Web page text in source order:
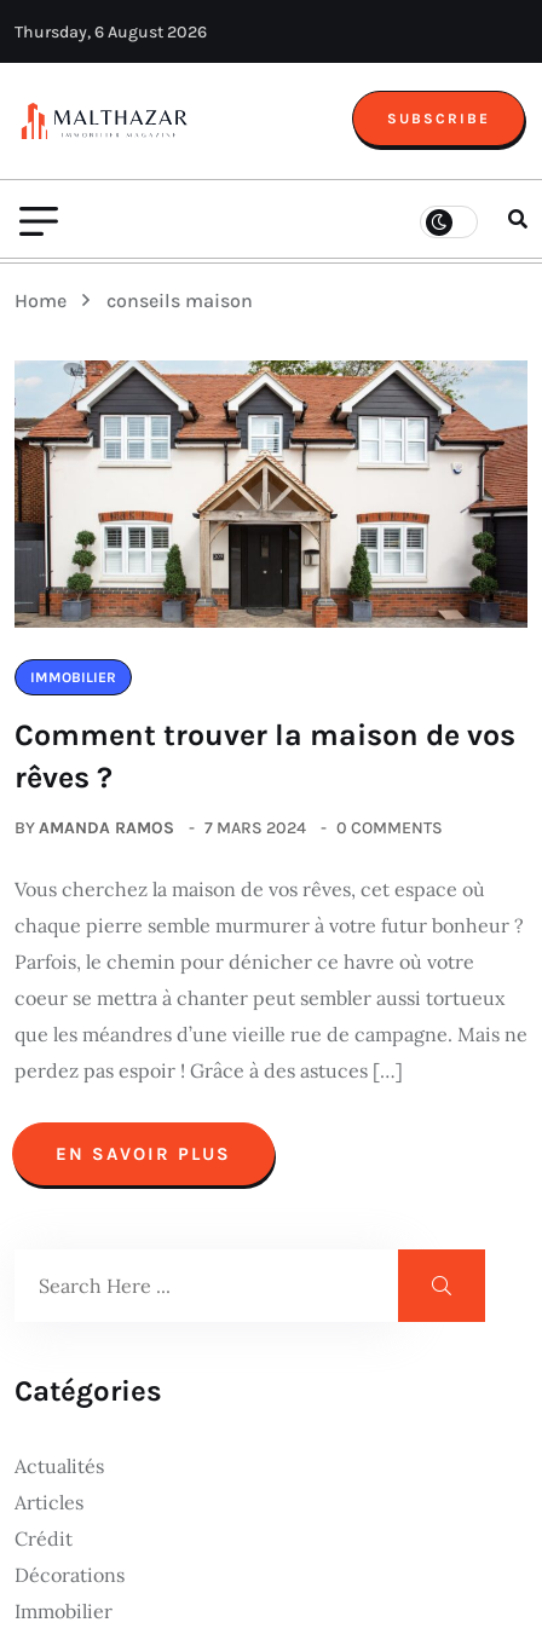
Thursday, 6 August 2026
SUBSCRIBE
Home conseils maison
IMMOBILIER
Comment trouver la maison de vos
rêves ?
BYAMANDA RAMOS 7 MARS 2024 0 COMMENTS
Vous cherchez la maison de vos rêves, cet espace où
chaque pierre semble murmurer à votre futur bonheur ?
Parfois, le chemin pour dénicher ce havre où votre
coeur se mettra à chanter peut sembler aussi tortueux
que les méandres d’une vieille rue de campagne. Mais ne
perdez pas espoir ! Grâce à des astuces […]
EN SAVOIR PLUS
Catégories
Actualités
Articles
Crédit
Décorations
Immobilier